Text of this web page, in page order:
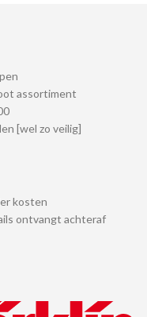
assortiment
[wel zo veilig]
kosten
ontvangt achteraf